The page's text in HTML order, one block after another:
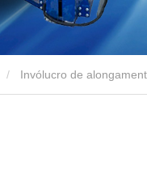
Invólucro de